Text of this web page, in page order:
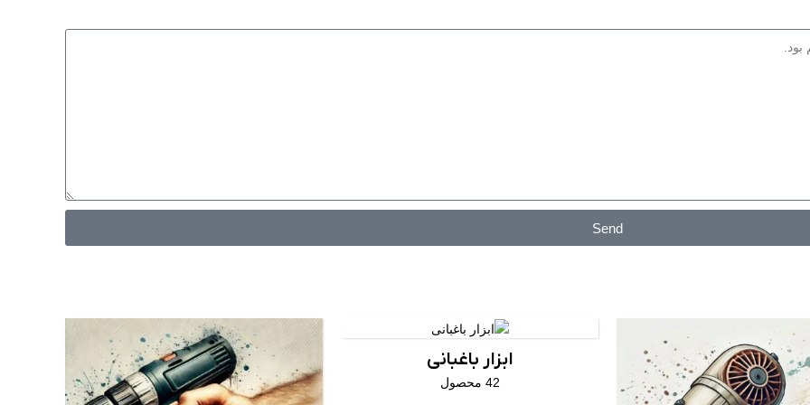
Send
ابزار باغبانی
42 محصول